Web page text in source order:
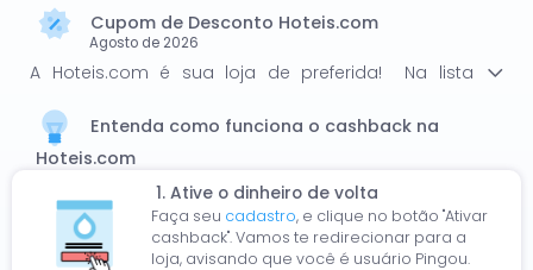
Cupom de Desconto Hoteis.com
Agosto de 2026
A Hoteis.com é sua loja de preferida! Na lista
Hoteis.com para você poupar ainda mais e
garantir ótimos descontos. Economize pelo menos
Hoteis.com! Todas as promoções estão
atualizadas e válidas em Agosto de 2026.
Entenda como funciona o cashback na
Hoteis.com
1. Ative o dinheiro de volta
Faça seu cadastro, e clique no botão "Ativar
cashback". Vamos te redirecionar para a
loja, avisando que você é usuário Pingou.